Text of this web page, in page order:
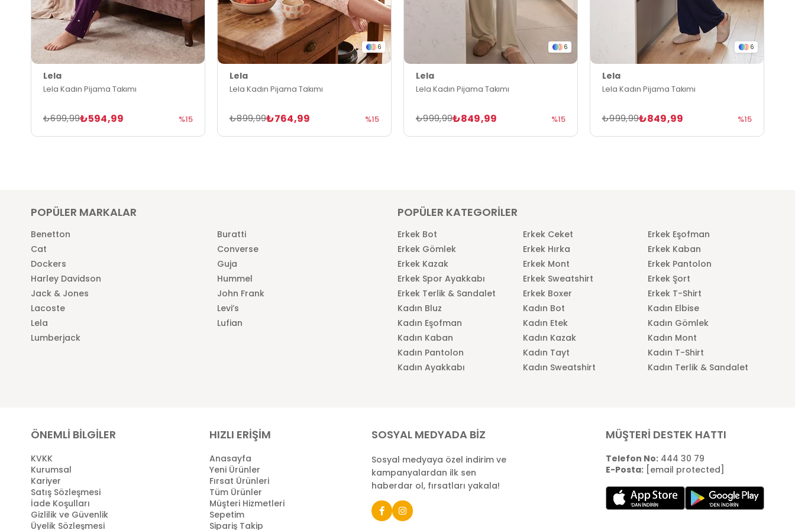
Lela
Lela Kadın Pijama Takımı
₺594,99
₺699,99 %15
6
Lela
Lela Kadın Pijama Takımı
₺764,99
₺899,99 %15
6
Lela
Lela Kadın Pijama Takımı
₺849,99
₺999,99 %15
6
Lela
Lela Kadın Pijama Takımı
₺849,99
₺999,99 %15
POPÜLER MARKALAR
Benetton
Buratti
Cat
Converse
Dockers
Guja
Harley Davidson
Hummel
Jack & Jones
John Frank
Lacoste
Levi’s
Lela
Lufian
Lumberjack
POPÜLER KATEGORİLER
Erkek Bot Erkek Ceket
Erkek Eşofman
Erkek Gömlek
Erkek Hırka
Erkek Kaban
Erkek Kazak
Erkek Mont
Erkek Pantolon
Erkek Spor Ayakkabı
Erkek Sweatshirt
Erkek Şort
Erkek Terlik & Sandalet
Erkek Boxer
Erkek T-Shirt
Kadın Bluz
Kadın Bot
Kadın Elbise
Kadın Eşofman
Kadın Etek
Kadın Gömlek
Kadın Kaban
Kadın Kazak
Kadın Mont
Kadın Pantolon
Kadın Tayt
Kadın T-Shirt
Kadın Ayakkabı
Kadın Sweatshirt Kadın Terlik & Sandalet
ÖNEMLİ BİLGİLER
KVKK
Kurumsal
Kariyer
Satış Sözleşmesi
İade Koşulları
Gizlilik ve Güvenlik
Üyelik Sözleşmesi
HIZLI ERİŞİM
Anasayfa
Yeni Ürünler
Fırsat Ürünleri
Tüm Ürünler
Müşteri Hizmetleri
Sepetim
Sipariş Takip
SOSYAL MEDYADA BİZ
Sosyal medyaya özel indirim ve
kampanyalardan ilk sen
haberdar ol, fırsatları yakala!
MÜŞTERİ DESTEK HATTI
Telefon No:444 30 79
E-Posta: [email protected]